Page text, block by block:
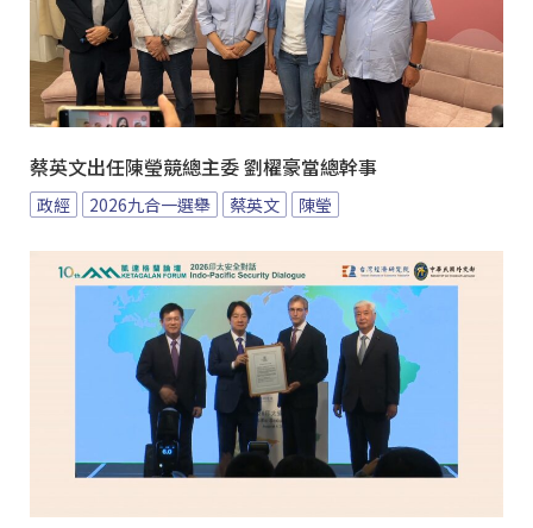
蔡英文出任陳瑩競總主委 劉櫂豪當總幹事
政經 2026九合一選舉 蔡英文 陳瑩